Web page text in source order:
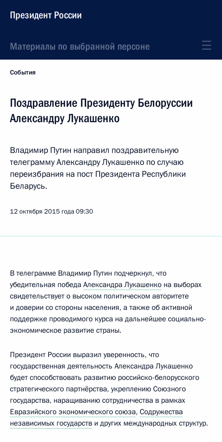
Президент России
Материалы по выбранной персоне
События
Поздравление Президенту Белоруссии
Александру Лукашенко
Владимир Путин направил поздравительную
телеграмму Александру Лукашенко по случаю
переизбрания на пост Президента Республики
Беларусь.
12 октября 2015 года09:30
В телеграмме Владимир Путин подчеркнул, что
убедительная победа Александра Лукашенко на выборах
свидетельствует о высоком политическом авторитете
и доверии со стороны населения, а также об активной
поддержке проводимого курса на дальнейшее социально-
экономическое развитие страны.
Президент России выразил уверенность, что
государственная деятельность Александра Лукашенко
будет способствовать развитию российско-белорусского
стратегического партнёрства, укреплению Союзного
государства, наращиванию сотрудничества в рамках
Евразийского экономического союза, Содружества
независимых государств и других международных структур.